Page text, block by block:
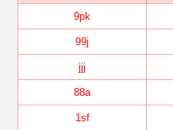
9pk
99j
jjj
88a
1sf